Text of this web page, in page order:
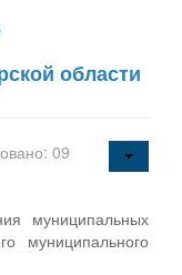
области
09
муниципальных
муниципального